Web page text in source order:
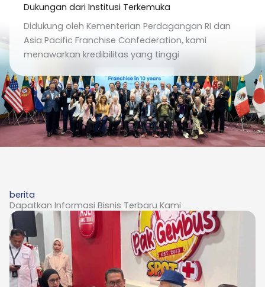
Dukungan dari Institusi Terkemuka
Didukung oleh Kementerian Perdagangan RI dan
Asia Pacific Franchise Confederation, kami
menawarkan kredibilitas yang tinggi
berita
Dapatkan Informasi Bisnis Terbaru Kami